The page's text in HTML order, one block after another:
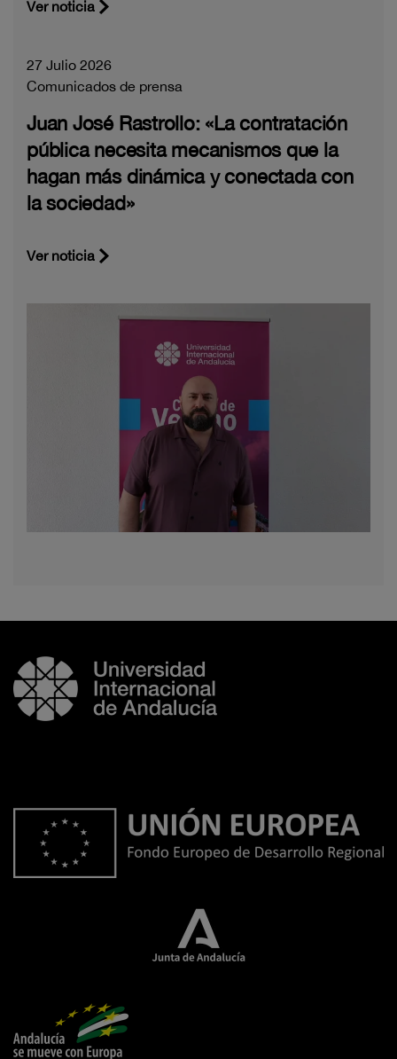
Ver noticia
27 Julio 2026
Comunicados de prensa
Juan José Rastrollo: «La contratación
pública necesita mecanismos que la
hagan más dinámica y conectada con
la sociedad»
Ver noticia